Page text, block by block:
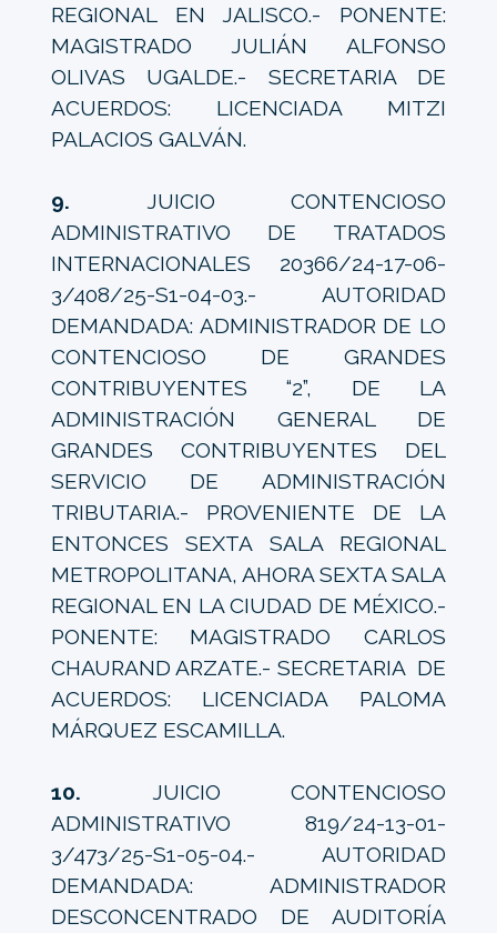
REGIONAL EN JALISCO.- PONENTE:
MAGISTRADO JULIÁN ALFONSO
OLIVAS UGALDE.- SECRETARIA DE
ACUERDOS: LICENCIADA MITZI
PALACIOS GALVÁN.
9. JUICIO CONTENCIOSO
ADMINISTRATIVO DE TRATADOS
INTERNACIONALES 20366/24-17-06-
3/408/25-S1-04-03.- AUTORIDAD
DEMANDADA: ADMINISTRADOR DE LO
CONTENCIOSO DE GRANDES
CONTRIBUYENTES “2”, DE LA
ADMINISTRACIÓN GENERAL DE
GRANDES CONTRIBUYENTES DEL
SERVICIO DE ADMINISTRACIÓN
TRIBUTARIA.- PROVENIENTE DE LA
ENTONCES SEXTA SALA REGIONAL
METROPOLITANA, AHORA SEXTA SALA
REGIONAL EN LA CIUDAD DE MÉXICO.-
PONENTE: MAGISTRADO CARLOS
CHAURAND ARZATE.- SECRETARIA DE
ACUERDOS: LICENCIADA PALOMA
MÁRQUEZ ESCAMILLA.
10. JUICIO CONTENCIOSO
ADMINISTRATIVO 819/24-13-01-
3/473/25-S1-05-04.- AUTORIDAD
DEMANDADA: ADMINISTRADOR
DESCONCENTRADO DE AUDITORÍA